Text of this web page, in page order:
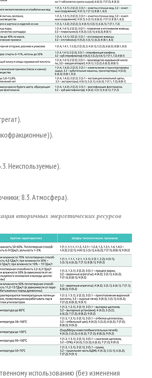
Неиспользуемые).
8.3. Атмосфера).
вторичных энергетических ресурсов
использованию (без изменения